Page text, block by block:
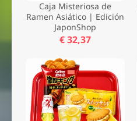
Caja Misteriosa de
Ramen Asiático | Edición
JaponShop
€ 32,37